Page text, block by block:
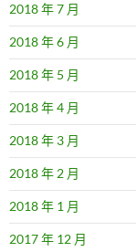
2018 年 7 月
2018 年 6 月
2018 年 5 月
2018 年 4 月
2018 年 3 月
2018 年 2 月
2018 年 1 月
2017 年 12 月